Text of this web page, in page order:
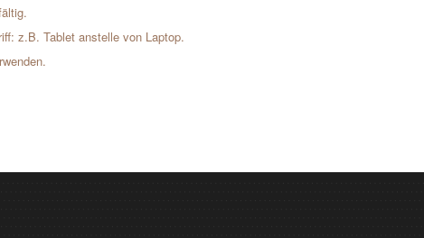
z.B. Tablet anstelle von Laptop.